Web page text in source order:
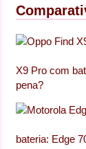
X9 Pro com
pena?
bateria: Edge